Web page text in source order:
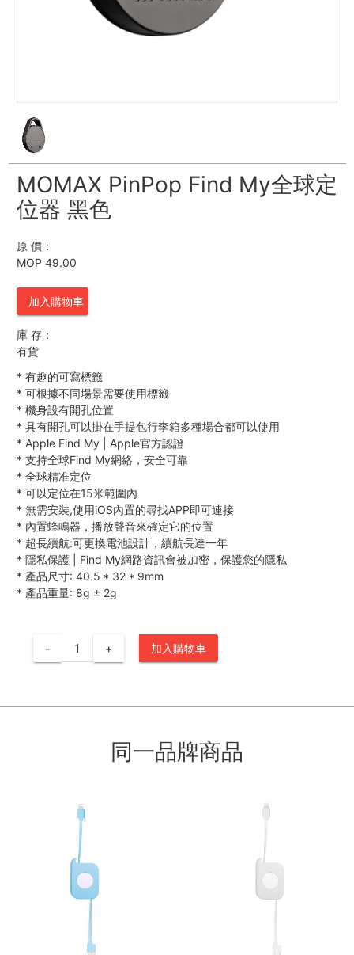
MOMAX PinPop Find My全球定
位器 黑色
原 價：
MOP 49.00
加入購物車
庫 存：
有貨
* 有趣的可寫標籤
* 可根據不同場景需要使用標籤
* 機身設有開孔位置
* 具有開孔可以掛在手提包行李箱多種場合都可以使用
* Apple Find My | Apple官方認證
* 支持全球Find My網絡，安全可靠
* 全球精准定位
* 可以定位在15米範圍內
* 無需安裝,使用iOS內置的尋找APP即可連接
* 內置蜂鳴器，播放聲音來確定它的位置
* 超長續航:可更換電池設計，續航長達一年
* 隱私保護 | Find My網路資訊會被加密，保護您的隱私
* 產品尺寸: 40.5 * 32 * 9mm
* 產品重量: 8g ± 2g
- + 加入購物車
同一品牌商品